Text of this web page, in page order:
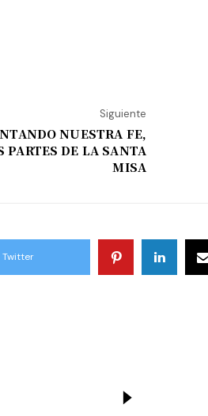
Siguiente
NUESTRA FE,
PARTES DE LA SANTA
MISA
Twitter